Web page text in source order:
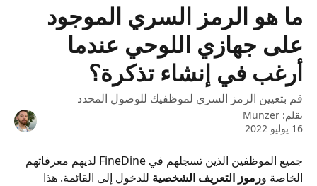
ما هو الرمز السري الموجود
على جهازي اللوحي عندما
أرغب في إنشاء تذكرة؟
قم بتعيين الرمز السري لموظفيك للوصول المحدد
بقلم: Munzer
16 يوليو 2022
جميع الموظفين الذين تسجلهم في FineDine لديهم معرفاتهم
الخاصة ورموز التعريف الشخصية للدخول إلى القائمة. هذا